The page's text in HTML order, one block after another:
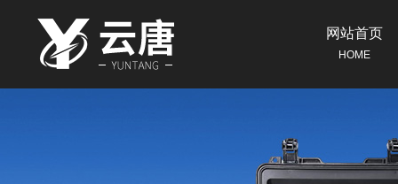
网站首页
HOME